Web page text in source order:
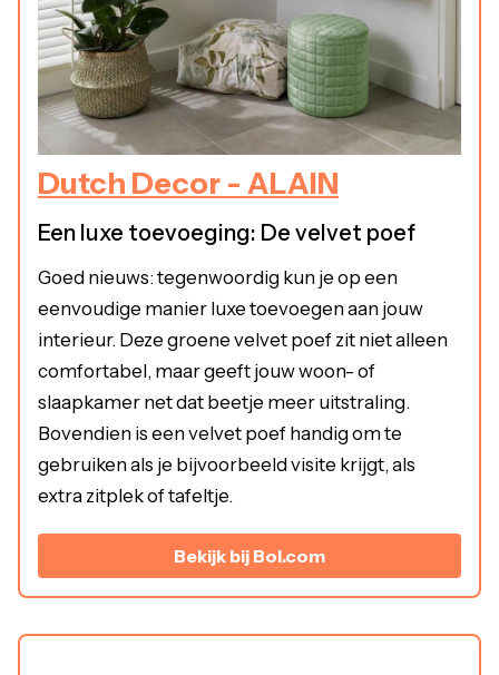
Dutch Decor - ALAIN
Een luxe toevoeging: De velvet poef
Goed nieuws: tegenwoordig kun je op een
eenvoudige manier luxe toevoegen aan jouw
interieur. Deze groene velvet poef zit niet alleen
comfortabel, maar geeft jouw woon- of
slaapkamer net dat beetje meer uitstraling.
Bovendien is een velvet poef handig om te
gebruiken als je bijvoorbeeld visite krijgt, als
extra zitplek of tafeltje.
Bekijk bij Bol.com